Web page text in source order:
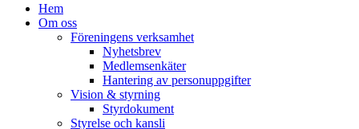
Hem
Om oss
Föreningens verksamhet
Nyhetsbrev
Medlemsenkäter
Hantering av personuppgifter
Vision & styrning
Styrdokument
Styrelse och kansli